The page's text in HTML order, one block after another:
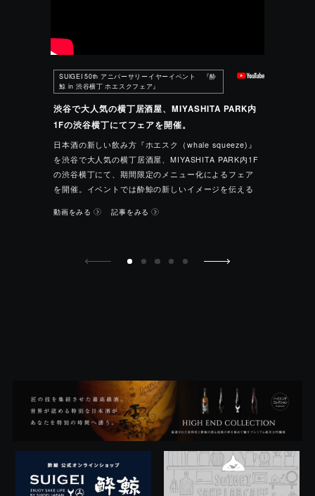
さらに、「酔鯨×残波のコラボ酒」や、今年度の新商品をい
に感動をお届けしました。
SUIGEI 50th アニバーサリーイヤーイベント 『酔
鯨 in 渋谷横丁 ホエスクフェア』
渋谷で大人気の横丁居酒屋、MIYASHITA PARK内
1Fの渋谷横丁にてフェアを開催。
日本酒の新しい飲み方『ホエスク（whale squeeze)』
を渋谷で大人気の横丁居酒屋、MIYASHITA PARK内1F
の渋谷横丁にて、期間限定のメニュー化によるフェア
を開催。イベントでは酔鯨の新しいイメージを伝える
8/28（日）には、ホエスクガール試飲会やトーショー
動画をみる 記事をみる